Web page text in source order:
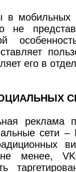
в мобильных
не
его в
реклама
сети –
менее,